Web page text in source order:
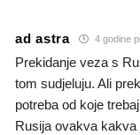
ad astra 4 godine
Prekidanje veza s
tom sudjeluju. Ali
potreba od koje
Rusija ovakva